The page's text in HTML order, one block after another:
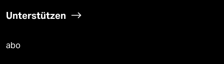
Unterstützen
abo